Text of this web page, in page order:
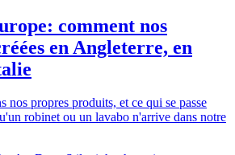
comment nos
en Angleterre, en
nos propres produits, et ce qui se passe
robinet ou un lavabo n'arrive dans notre